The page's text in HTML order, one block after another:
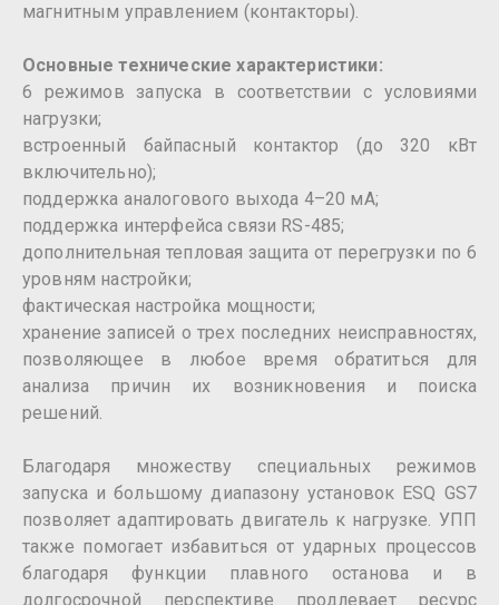
магнитным управлением (контакторы).
Основные технические характеристики:
6 режимов запуска в соответствии с условиями
нагрузки;
встроенный байпасный контактор (до 320 кВт
включительно);
поддержка аналогового выхода 4–20 мА;
поддержка интерфейса связи RS-485;
дополнительная тепловая защита от перегрузки по 6
уровням настройки;
фактическая настройка мощности;
хранение записей о трех последних неисправностях,
позволяющее в любое время обратиться для
анализа причин их возникновения и поиска
решений.
Благодаря множеству специальных режимов
запуска и большому диапазону установок ESQ GS7
позволяет адаптировать двигатель к нагрузке. УПП
также помогает избавиться от ударных процессов
благодаря функции плавного останова и в
долгосрочной перспективе продлевает ресурс